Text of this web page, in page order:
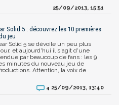
25/09/2013, 15:51
Solid 5 : découvrez les 10 premières
jeu
Solid 5 se dévoile un peu plus
et aujourd'hui il s'agit d'une
par beaucoup de fans : les 9
minutes du nouveau jeu de
Attention, la voix de
4 25/09/2013, 13:40